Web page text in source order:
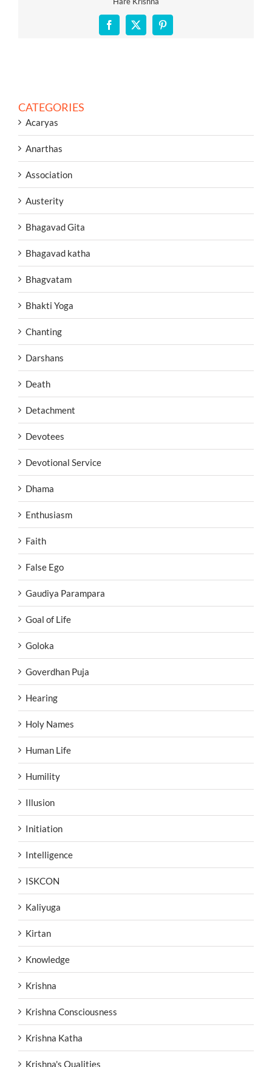
Facebook
X Pinterest
CATEGORIES
Acaryas
Anarthas
Association
Austerity
Bhagavad Gita
Bhagavad katha
Bhagvatam
Bhakti Yoga
Chanting
Darshans
Death
Detachment
Devotees
Devotional Service
Dhama
Enthusiasm
Faith
False Ego
Gaudiya Parampara
Goal of Life
Goloka
Goverdhan Puja
Hearing
Holy Names
Human Life
Humility
Illusion
Initiation
Intelligence
ISKCON
Kaliyuga
Kirtan
Knowledge
Krishna
Krishna Consciousness
Krishna Katha
Krishna's Qualities